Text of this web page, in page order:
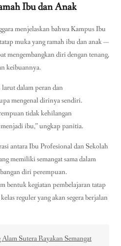
Ibu dan Anak
menjelaskan bahwa Kampus Ibu
muka yang ramah ibu dan anak —
mengembangkan diri dengan tenang,
keibuannya.
dalam peran dan
mengenal dirinya sendiri.
tidak kehilangan
ibu,” ungkap panitia.
antara Ibu Profesional dan Sekolah
memiliki semangat sama dalam
diri perempuan.
bentuk kegiatan pembelajaran tatap
reguler yang akan segera berjalan
Sutera Rayakan Semangat